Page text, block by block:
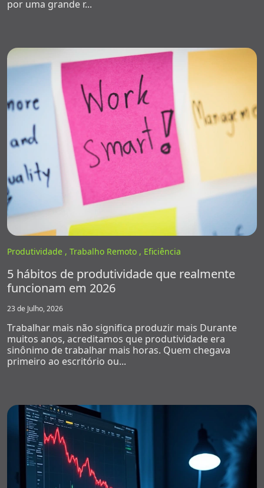
por uma grande r...
Produtividade , Trabalho Remoto , Eficiência
5 hábitos de produtividade que realmente
funcionam em 2026
23 de Julho, 2026
Trabalhar mais não significa produzir mais Durante
muitos anos, acreditamos que produtividade era
sinônimo de trabalhar mais horas. Quem chegava
primeiro ao escritório ou...